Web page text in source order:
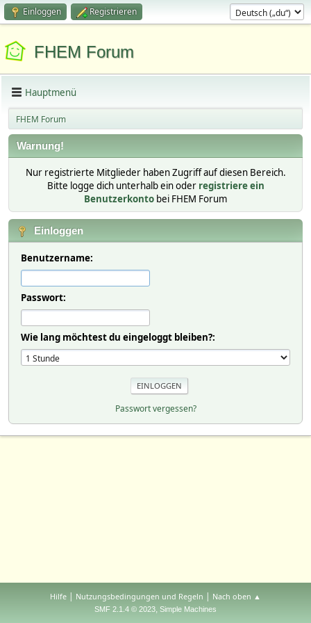
Einloggen Registrieren
FHEM Forum
Hauptmenü
FHEM Forum
Warnung!
Nur registrierte Mitglieder haben Zugriff auf diesen Bereich.
Bitte logge dich unterhalb ein oder registriere ein
Benutzerkonto bei FHEM Forum
Einloggen
Benutzername:
Passwort:
Wie lang möchtest du eingeloggt bleiben?:
Passwort vergessen?
Hilfe | Nutzungsbedingungen und Regeln | Nach oben ▲
SMF 2.1.4 © 2023, Simple Machines